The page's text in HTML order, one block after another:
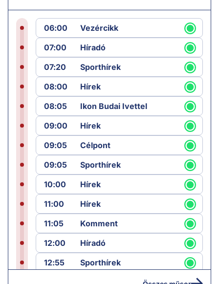
06:00
Vezércikk
07:00
Híradó
07:20
Sporthírek
08:00
Hírek
08:05
Ikon Budai Ivettel
09:00
Hírek
09:05
Célpont
09:05
Sporthírek
10:00
Hírek
11:00
Hírek
11:05
Komment
12:00
Híradó
12:55
Sporthírek